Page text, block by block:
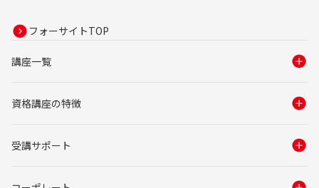
フォーサイトTOP
講座一覧
資格講座の特徴
受講サポート